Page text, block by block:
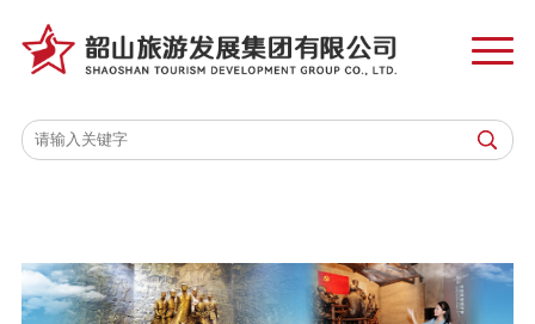
集团动态